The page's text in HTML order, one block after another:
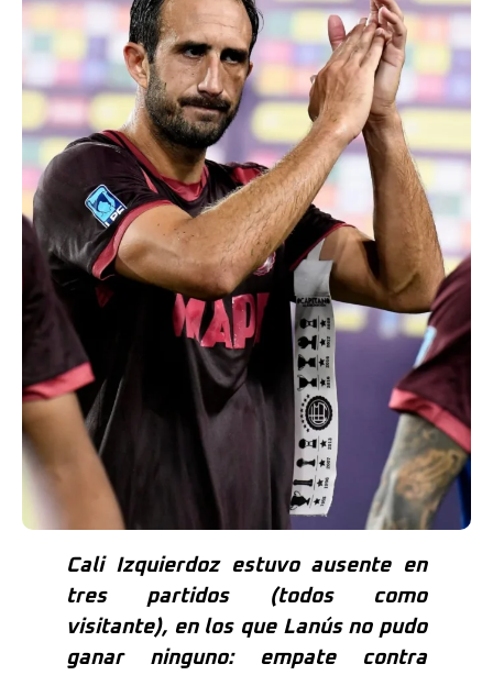
Cali Izquierdoz estuvo ausente en
tres partidos (todos como
visitante), en los que Lanús no pudo
ganar ninguno: empate contra